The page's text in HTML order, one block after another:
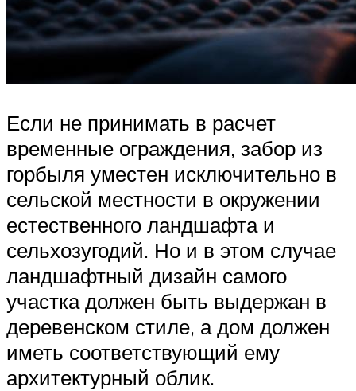
Если не принимать в расчет
временные ограждения, забор из
горбыля уместен исключительно в
сельской местности в окружении
естественного ландшафта и
сельхозугодий. Но и в этом случае
ландшафтный дизайн самого
участка должен быть выдержан в
деревенском стиле, а дом должен
иметь соответствующий ему
архитектурный облик.